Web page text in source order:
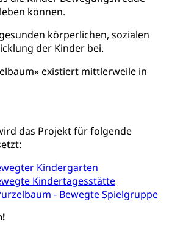
können.
körperlichen, sozialen
der Kinder bei.
existiert mittlerweile in
das Projekt für folgende
Kindergarten
Kindertagesstätte
- Bewegte Spielgruppe
(WAS Luzern)
(WAS Luzern)
Soziale Sicherheit
(Polizei)
Sucht
Spital, Pflegeinitiative,
Witwenrente,
Vorsorgeeinrichtung,
(WAS Luzern)
(WAS Luzern)
(WAS Luzern)
AHV/IV
körperliche Behinderung,
psychische Behinderung,
Behinderte
im Sport